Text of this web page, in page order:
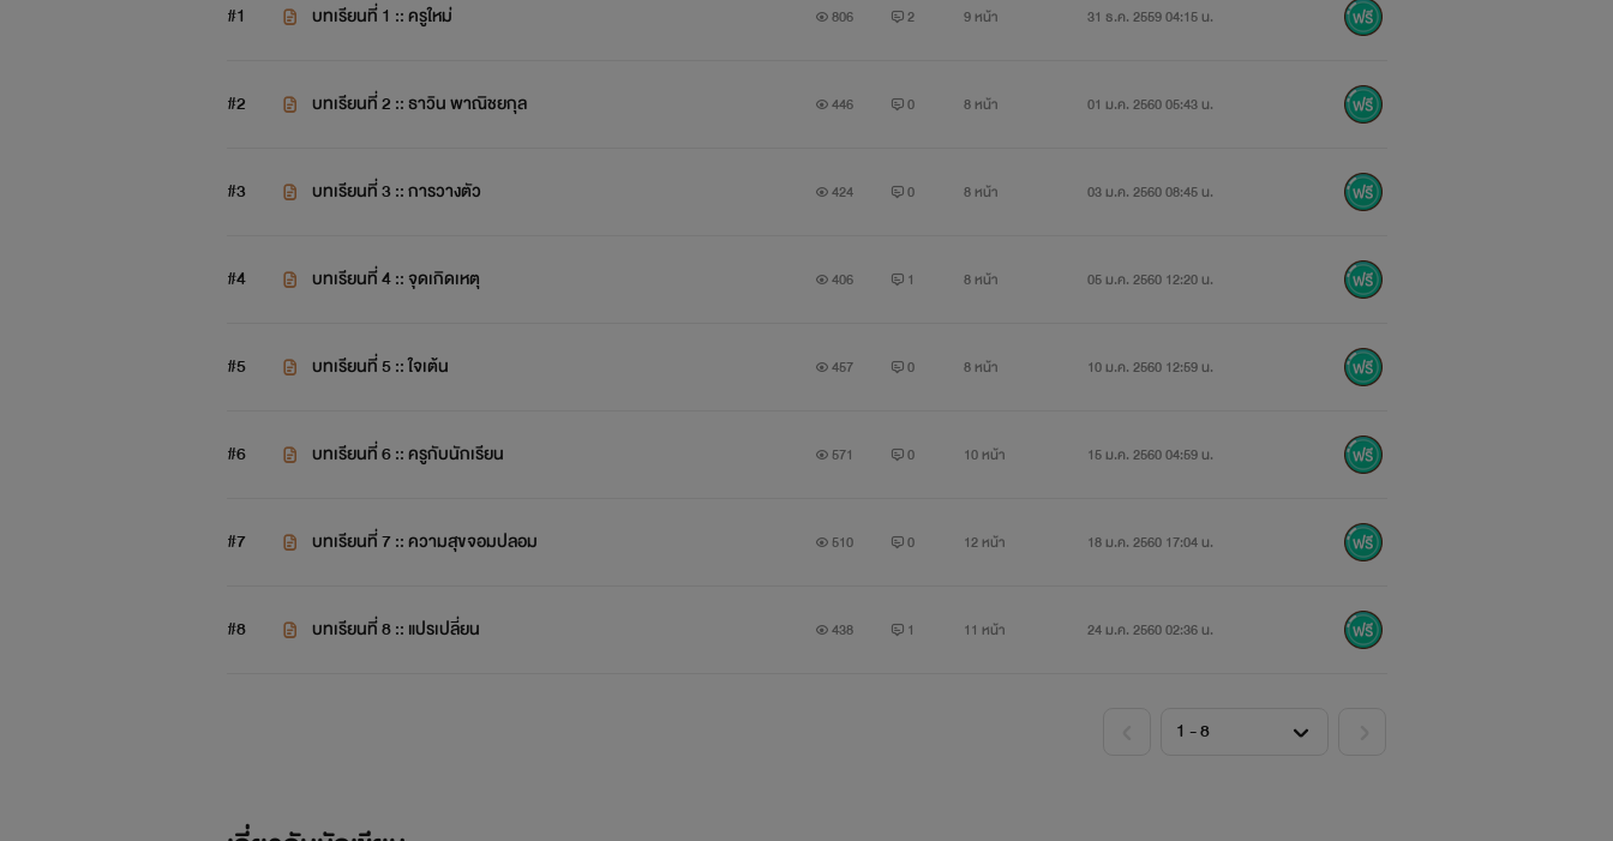
หาก’ความรัก’เกิดขึ้นบนความ’ไม่ถูกต้อง’
สิ่งนั้นสมควรจะได้รับการยกย่องว่ามันคือ ความรัก หรือไม่
#1 บทเรียนที่ 1 :: ครูใหม่ 806 2 9 หน้า 31 ธ.ค. 2559 04:15 น.
#2 บทเรียนที่ 2 :: ธาวิน พาณิชยกุล 446 0 8 หน้า 01 ม.ค. 2560 05:43 น.
#3 บทเรียนที่ 3 :: การวางตัว 424 0 8 หน้า 03 ม.ค. 2560 08:45 น.
#4 บทเรียนที่ 4 :: จุดเกิดเหตุ 406 1 8 หน้า 05 ม.ค. 2560 12:20 น.
#5 บทเรียนที่ 5 :: ใจเต้น 457 0 8 หน้า 10 ม.ค. 2560 12:59 น.
#6 บทเรียนที่ 6 :: ครูกับนักเรียน 571 0 10 หน้า 15 ม.ค. 2560 04:59 น.
#7 บทเรียนที่ 7 :: ความสุขจอมปลอม 510 0 12 หน้า 18 ม.ค. 2560 17:04 น.
#8 บทเรียนที่ 8 :: แปรเปลี่ยน 438 1 11 หน้า 24 ม.ค. 2560 02:36 น.